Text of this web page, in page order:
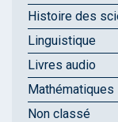
Histoire des
Linguistique
Livres audio
Mathématiques
Non classé